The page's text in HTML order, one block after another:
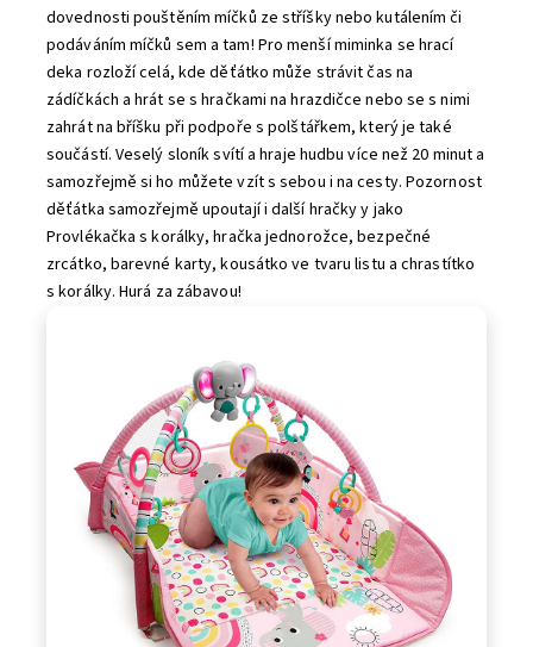
dovednosti pouštěním míčků ze stříšky nebo kutálením či
podáváním míčků sem a tam! Pro menší miminka se hrací
deka rozloží celá, kde děťátko může strávit čas na
zádíčkách a hrát se s hračkami na hrazdičce nebo se s nimi
zahrát na bříšku při podpoře s polštářkem, který je také
součástí. Veselý sloník svítí a hraje hudbu více než 20 minut a
samozřejmě si ho můžete vzít s sebou i na cesty. Pozornost
děťátka samozřejmě upoutají i další hračky y jako
Provlékačka s korálky, hračka jednorožce, bezpečné
zrcátko, barevné karty, kousátko ve tvaru listu a chrastítko
s korálky. Hurá za zábavou!